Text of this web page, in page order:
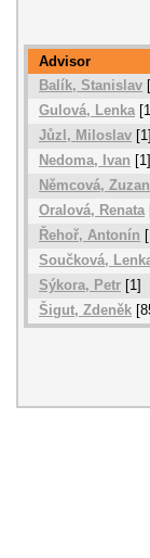
Advisor
Balík, Stanislav
Gulová, Lenka
Jůzl, Miloslav [1]
Nedoma, Ivan [1]
Němcová,
Oralová, Renata
Řehoř, Antonín
Součková,
Sýkora, Petr [1]
Šigut, Zdeněk